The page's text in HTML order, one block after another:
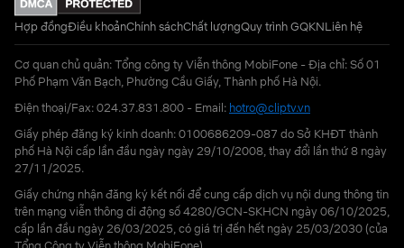
Hợp đồngĐiều khoảnChính sáchChất lượngQuy trình GQKNLiên hệ
Cơ quan chủ quản: Tổng công ty Viễn thông MobiFone - Địa chỉ: Số 01
Phố Phạm Văn Bạch, Phường Cầu Giấy, Thành phố Hà Nội.
Điện thoại/Fax: 024.37.831.800 - Email: hotro@cliptv.vn
Giấy phép đăng ký kinh doanh: 0100686209-087 do Sở KHĐT thành
phố Hà Nội cấp lần đầu ngày ngày 29/10/2008, thay đổi lần thứ 8 ngày
27/11/2025.
Giấy chứng nhận đăng ký kết nối để cung cấp dịch vụ nội dung thông tin
trên mạng viễn thông di động số 4280/GCN-SKHCN ngày 06/10/2025,
cấp lần đầu ngày 26/03/2025, có giá trị đến hết ngày 25/03/2030 (của